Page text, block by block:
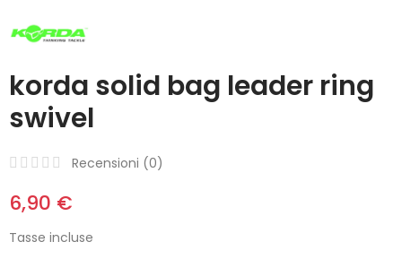
korda solid bag leader ring
swivel
Recensioni (0)
6,90 €
Tasse incluse